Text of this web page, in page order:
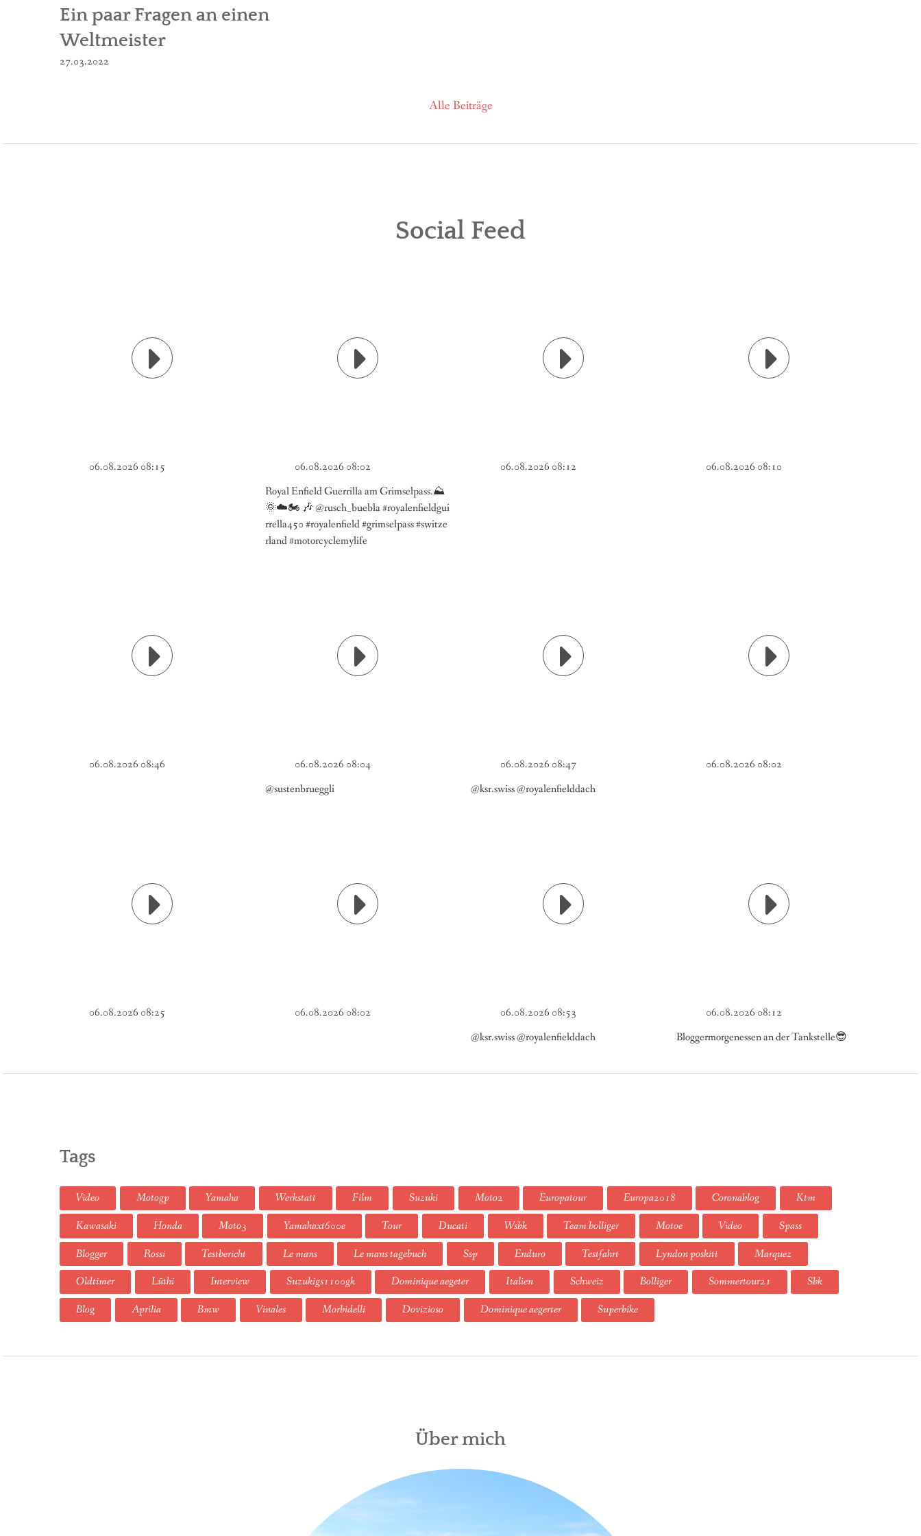
Ein paar Fragen an einen
Weltmeister
27.03.2022
Alle Beiträge
Social Feed
06.08.2026 08:15
06.08.2026 08:02
Royal Enfield Guerrilla am Grimselpass.⛰️
🌞☁️🏍️ 🎶 @rusch_buebla #royalenfieldgui
rrella450 #royalenfield #grimselpass #switze
rland #motorcyclemylife
06.08.2026 08:12 06.08.2026 08:10
06.08.2026 08:46
06.08.2026 08:04
@sustenbrueggli
06.08.2026 08:47
@ksr.swiss @royalenfielddach
06.08.2026 08:02
06.08.2026 08:25 06.08.2026 08:02
06.08.2026 08:53
@ksr.swiss @royalenfielddach
06.08.2026 08:12
Bloggermorgenessen an der Tankstelle😎
Tags
Video Motogp Yamaha Werkstatt Film Suzuki Moto2 Europatour Europa2018 Coronablog
Ktm
Kawasaki
Honda Moto3 Yamahaxt600e Tour Ducati Wsbk Team bolliger Motoe Video
Spass
Blogger
Rossi Testbericht Le mans Le mans tagebuch Ssp Enduro Testfahrt Lyndon poskitt
Marquez
Oldtimer
Lüthi Interview Suzukigs1100gk Dominique aegeter Italien Schweiz Bolliger Sommertour21
Sbk
Blog
Aprilia Bmw Vinales Morbidelli Dovizioso Dominique aegerter Superbike
Über mich